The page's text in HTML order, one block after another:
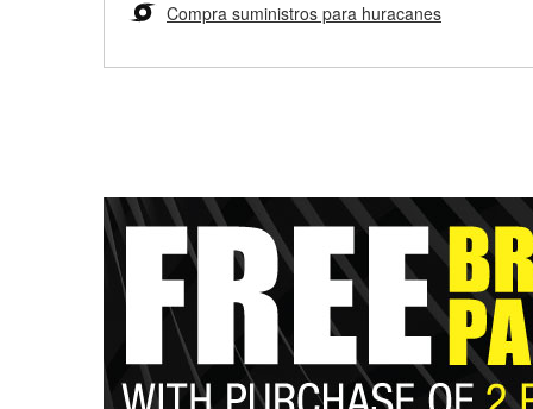
Compra suministros para huracanes